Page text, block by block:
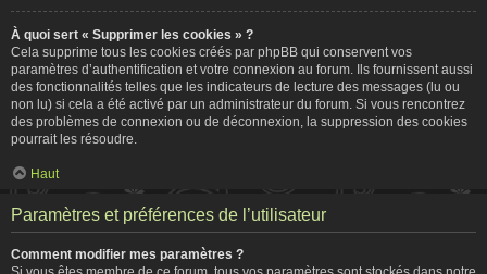
À quoi sert « Supprimer les cookies » ?
Cela supprime tous les cookies créés par phpBB qui conservent vos
paramètres d’authentification et votre connexion au forum. Ils fournissent aussi
des fonctionnalités telles que les indicateurs de lecture des messages (lu ou
non lu) si cela a été activé par un administrateur du forum. Si vous rencontrez
des problèmes de connexion ou de déconnexion, la suppression des cookies
pourrait les résoudre.
Haut
Paramètres et préférences de l’utilisateur
Comment modifier mes paramètres ?